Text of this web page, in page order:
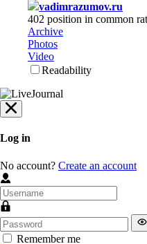
vadimrazumov.ru
402 position in common
Archive
Photos
Video
Readability
Log in
No account? Create an account
Remember me